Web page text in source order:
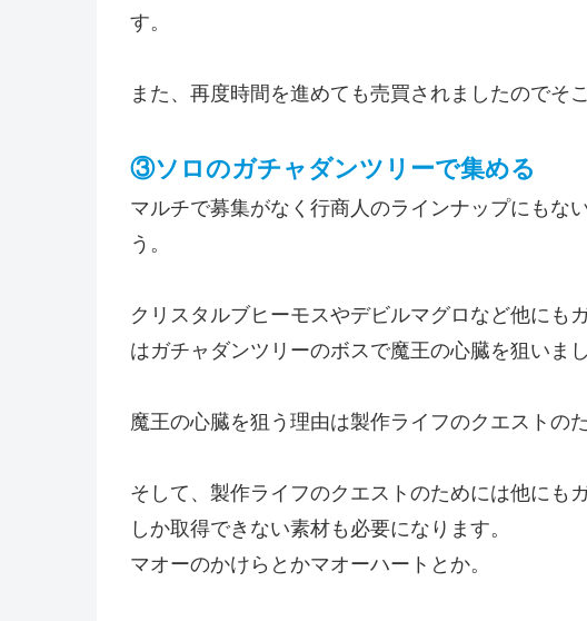
す。
また、再度時間を進めても売買されましたのでそ
③ソロのガチャダンツリーで集める
マルチで募集がなく行商人のラインナップにもな
う。
クリスタルブヒーモスやデビルマグロなど他にも
はガチャダンツリーのボスで魔王の心臓を狙いまし
魔王の心臓を狙う理由は製作ライフのクエストの
そして、製作ライフのクエストのためには他にも
しか取得できない素材も必要になります。
マオーのかけらとかマオーハートとか。